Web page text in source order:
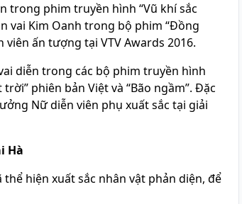
trong phim truyền hình “Vũ khí sắc
vai Kim Oanh trong bộ phim “Đồng
ấn tượng tại VTV Awards 2016.
diễn trong các bộ phim truyền hình
phiên bản Việt và “Bão ngầm”. Đặc
Nữ diễn viên phụ xuất sắc tại giải
Hà
thể hiện xuất sắc nhân vật phản diện, để